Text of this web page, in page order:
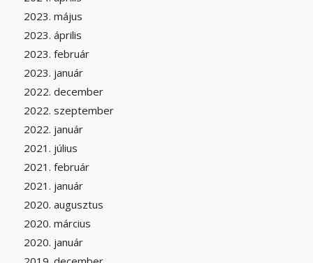
2023. május
2023. április
2023. február
2023. január
2022. december
2022. szeptember
2022. január
2021. július
2021. február
2021. január
2020. augusztus
2020. március
2020. január